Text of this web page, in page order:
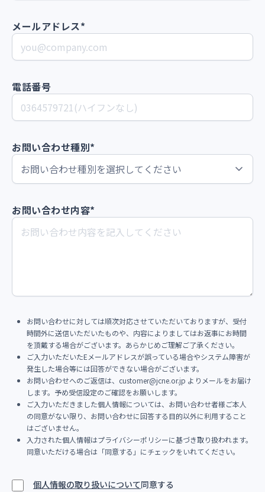
メールアドレス*
電話番号
お問い合わせ種別*
お問い合わせ内容*
お問い合わせに対しては順次対応させていただいておりますが、受付
時間外に送信いただいたものや、内容によりましてはお返事にお時間
を頂戴する場合がございます。あらかじめご理解ご了承ください。
ご入力いただいたEメールアドレスが誤っている場合やシステム障害が
発生した場合等には回答ができない場合がございます。
お問い合わせへのご返信は、customer@jcne.or.jp よりメールをお届け
します。予め受信設定のご確認をお願いします。
ご入力いただきました個人情報については、お問い合わせ者様ご本人
の同意がない限り、お問い合わせに回答する目的以外に利用すること
はございません。
入力された個人情報はプライバシーポリシーに基づき取り扱われます。
同意いただける場合は「同意する」にチェックをいれてください。
個人情報の取り扱いについて同意する